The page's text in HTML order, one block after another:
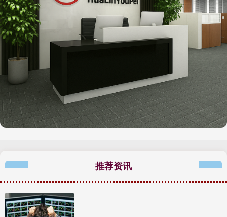
推荐资讯